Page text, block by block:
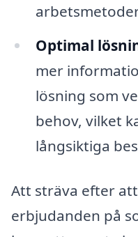
Optimal
mer
lösning som
behov, vilket
långsiktiga
Att sträva efter
erbjudanden på